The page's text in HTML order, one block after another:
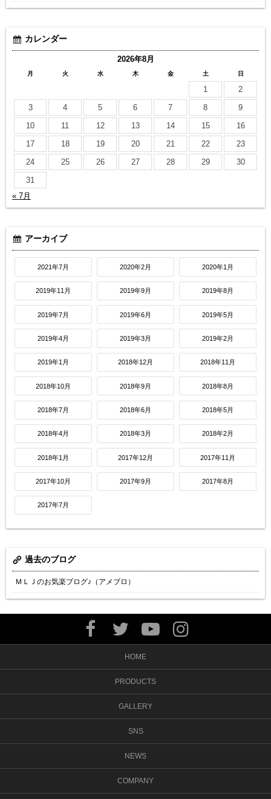
カレンダー
2026年8月
月 火 水 木 金 土 日
1
2
3
4 5 6 7 8
9
10
11 12 13 14 15
16
17
18 19 20 21 22
23
24
25 26 27 28 29
30
31
« 7月
アーカイブ
2021年7月 2020年2月 2020年1月
2019年11月 2019年9月 2019年8月
2019年7月 2019年6月 2019年5月
2019年4月 2019年3月 2019年2月
2019年1月 2018年12月 2018年11月
2018年10月 2018年9月 2018年8月
2018年7月 2018年6月 2018年5月
2018年4月 2018年3月 2018年2月
2018年1月 2017年12月 2017年11月
2017年10月 2017年9月 2017年8月
2017年7月
過去のブログ
ＭＬＪのお気楽ブログ♪（アメブロ）
HOME
PRODUCTS
GALLERY
SNS
NEWS
COMPANY